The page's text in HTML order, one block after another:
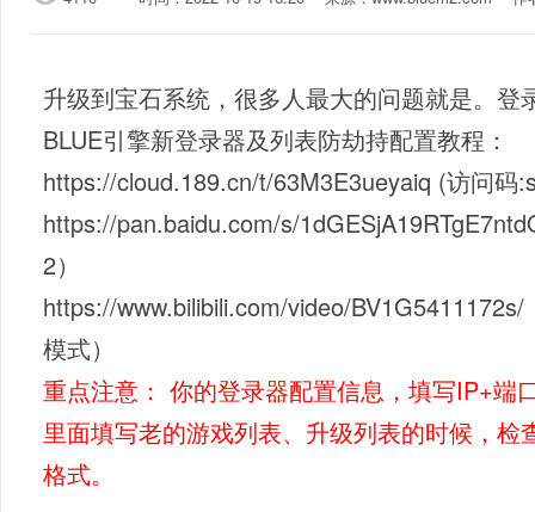
升级到宝石系统，很多人最大的问题就是。
BLUE引擎新登录器及列表防劫持配置教程：
https://cloud.189.cn/t/63M3E3ueyaiq (访问码
https://pan.baidu.com/s/
2）
https://www.bilibili.com/video/
模式）
重点注意： 你的登录器配置信息，填写IP+端
里面填写老的游戏列表、升级列表的时候，
格式。